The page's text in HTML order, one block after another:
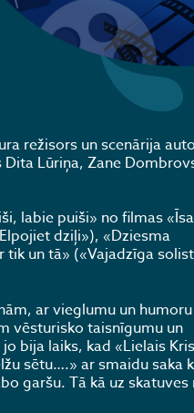
režisors un scenārija
Lūriņa, Zane
labie puiši» no filmas «Īsa
dziļi»), «Dziesma
tik un tā» («Vajadzīga
ar vieglumu un
vēsturisko taisnīgumu un
bija laiks, kad «Lielais
sētu….» ar smaidu saka
garšu. Tā kā uz skatuves